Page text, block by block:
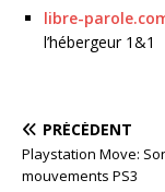
libre-
l’hébergeur 1&1
PRÉCÉDENT
Playstation Move:
mouvements PS3